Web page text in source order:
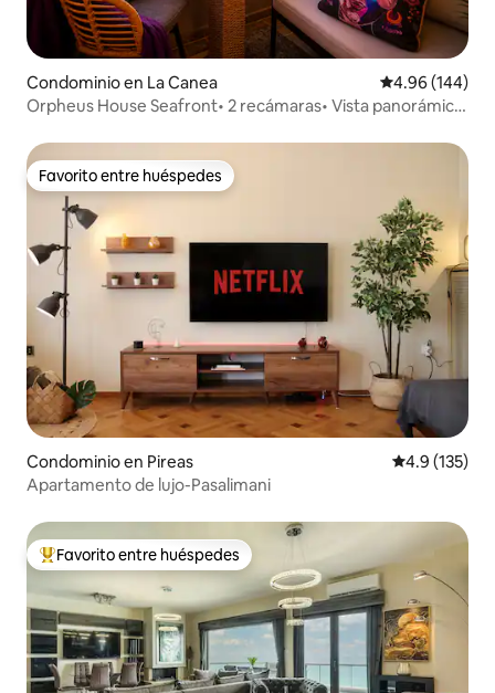
Condominio en La Canea Calificación
4.96 (144)
Orpheus House Seafront• 2 recámaras• Vista panorámica
Favorito entre huéspedes
Favorito entre huéspedes
Condominio en Pireas Calificación
4.9 (135)
Apartamento de lujo-Pasalimani
De los mejores en Favorito entre huéspedes
Favorito entre huéspedes